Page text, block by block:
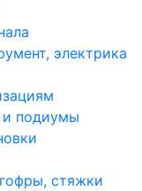
электрика
и подиумы
стяжки